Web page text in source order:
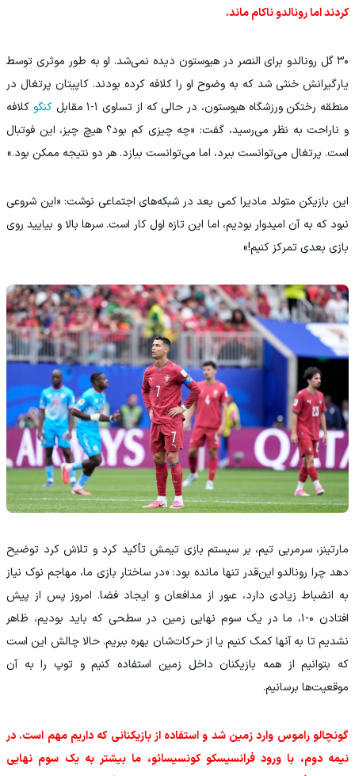
کردند اما رونالدو ناکام ماند.
۳۰ گل رونالدو برای النصر در هیوستون دیده نمی‌شد. او به‌ طور موثری توسط
یارگیرانش خنثی شد که به وضوح او را کلافه کرده بودند. کاپیتان پرتغال در
منطقه رختکن ورزشگاه هیوستون، در حالی که از تساوی ۱-۱ مقابل
کنگو کلافه
و ناراحت به نظر می‌رسید، گفت: «چه چیزی کم بود؟ هیچ چیز، این فوتبال
است. پرتغال می‌توانست ببرد، اما می‌توانست ببازد. هر دو نتیجه ممکن بود.»
این بازیکن متولد مادیرا کمی بعد در شبکه‌های اجتماعی نوشت: «این شروعی
نبود که به آن امیدوار بودیم، اما این تازه اول کار است. سرها بالا و بیایید روی
بازی بعدی تمرکز کنیم!»
مارتینز، سرمربی تیم، بر سیستم بازی تیمش تأکید کرد و تلاش کرد توضیح
دهد چرا رونالدو این‌قدر تنها مانده بود: «در ساختار بازی ما، مهاجم نوک نیاز
به انضباط زیادی دارد، عبور از مدافعان و ایجاد فضا. امروز پس از پیش
افتادن ۰-۱، ما در یک‌ سوم نهایی زمین در سطحی که باید بودیم، ظاهر
نشدیم تا به آنها کمک کنیم یا از حرکات‌شان بهره ببریم. حالا چالش این است
که بتوانیم از همه بازیکنان داخل زمین استفاده کنیم و توپ را به آن
موقعیت‌ها برسانیم.
گونچالو راموس وارد زمین شد و استفاده از بازیکنانی که داریم مهم است. در
نیمه دوم، با ورود فرانسیسکو کونسیسائو، ما بیشتر به یک‌ سوم نهایی